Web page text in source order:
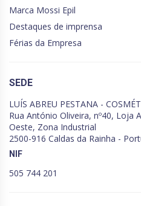
Marca Mossi Epil
Destaques de imprensa
Férias da Empresa
SEDE
LUÍS ABREU PESTANA -
Rua António Oliveira, nº40, Loja
Oeste, Zona Industrial
2500-916 Caldas da Rainha -
NIF
505 744 201